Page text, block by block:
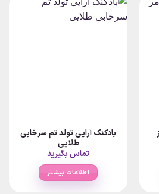
بادکنک آرایی تولد تم سرخابی
طلایی
تماس بگیرید
اطلاعات بیشتر